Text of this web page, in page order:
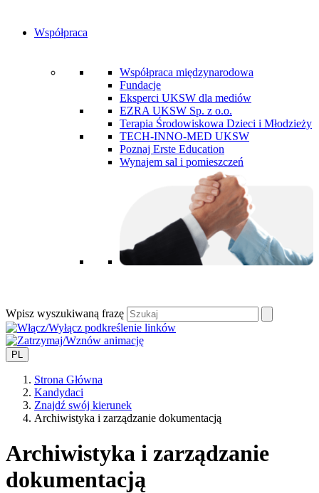
Współpraca
Współpraca międzynarodowa
Fundacje
Eksperci UKSW dla mediów
EZRA UKSW Sp. z o.o.
Terapia Środowiskowa Dzieci i Młodzieży
TECH-INNO-MED UKSW
Poznaj Erste Education
Wynajem sal i pomieszczeń
Wpisz wyszukiwaną frazę
PL
Strona Główna
Kandydaci
Znajdź swój kierunek
Archiwistyka i zarządzanie dokumentacją
Archiwistyka i zarządzanie
dokumentacją